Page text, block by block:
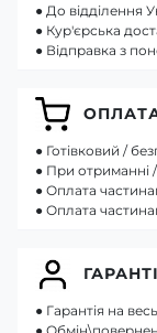
● До відділення
● Кур'єрська
● Відправка з
● Готівковий /
● При отриманні
● Оплата
● Оплата
● Гарантія на